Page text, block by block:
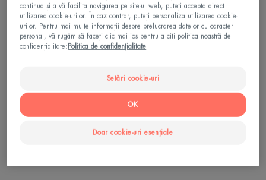
Ideal pentru
Adulti
Piele uscata - Piele foarte uscată - Piele sensibila
continua și a vă facilita navigarea pe site-ul web, puteți accepta direct
utilizarea cookie-urilor. În caz contrar, puteți personaliza utilizarea cookie-
urilor. Pentru mai multe informații despre prelucrarea datelor cu caracter
personal, vă rugăm să faceți clic mai jos pentru a citi politica noastră de
confidențialitate: Politica de confidențialitate
Setări cookie-uri
Doar cookie-uri esențiale
OK